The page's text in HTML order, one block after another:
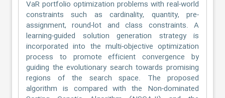
VaR portfolio optimization problems with real-world
constraints such as cardinality, quantity, pre-
assignment, round-lot and class constraints. A
learning-guided solution generation strategy is
incorporated into the multi-objective optimization
process to promote efficient convergence by
guiding the evolutionary search towards promising
regions of the search space. The proposed
algorithm is compared with the Non-dominated